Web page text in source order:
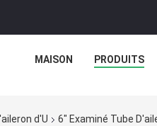
MAISON PRODUITS
d'U 6" Examiné Tube